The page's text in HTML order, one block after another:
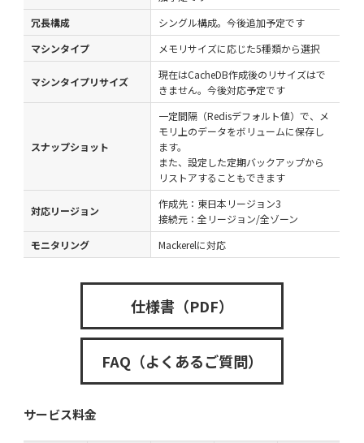
冗長構成
シングル構成。今後追加予定です
マシンタイプ
メモリサイズに応じた5種類から選択
マシンタイプリサイズ
現在はCacheDB作成後のリサイズはで
きません。今後対応予定です
スナップショット
一定間隔（Redisデフォルト値）で、メ
モリ上のデータをボリュームに保存し
ます。
また、設定した定期バックアップから
リストアすることもできます
対応リージョン
作成先：東日本リージョン3
接続元：全リージョン/全ゾーン
モニタリング
Mackerelに対応
仕様書（PDF）
FAQ（よくあるご質問）
サービス料金